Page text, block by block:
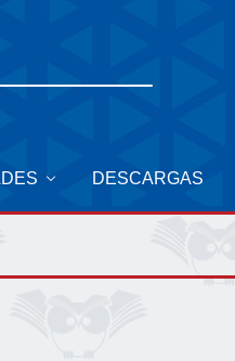
DESCARGAS